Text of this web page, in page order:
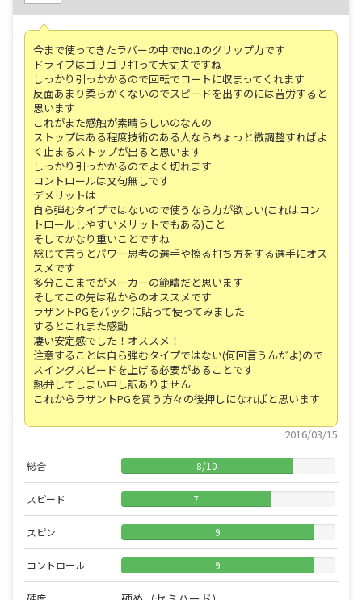
今まで使ってきたラバーの中でNo.1のグリップ力です
ドライブはゴリゴリ打って大丈夫ですね
しっかり引っかかるので回転でコートに収まってくれます
反面あまり柔らかくないのでスピードを出すのには苦労すると
思います
これがまた感触が素晴らしいのなんの
ストップはある程度技術のある人ならちょっと微調整すればよ
く止まるストップが出ると思います
しっかり引っかかるのでよく切れます
コントロールは文句無しです
デメリットは
自ら弾むタイプではないので使うなら力が欲しい(これはコン
トロールしやすいメリットでもある)こと
そしてかなり重いことですね
総じて言うとパワー思考の選手や擦る打ち方をする選手にオス
スメです
多分ここまでがメーカーの範疇だと思います
そしてこの先は私からのオススメです
ラザントPGをバックに貼って使ってみました
するとこれまた感動
凄い安定感でした！オススメ！
注意することは自ら弾むタイプではない(何回言うんだよ)ので
スイングスピードを上げる必要があることです
熱弁してしまい申し訳ありません
これからラザントPGを買う方々の後押しになればと思います
2016/03/15
総合 8/10
スピード 7
スピン 9
コントロール 9